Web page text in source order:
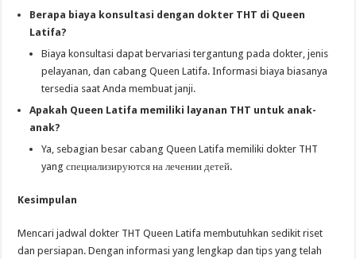
Berapa biaya konsultasi dengan dokter THT di Queen
Latifa?
Biaya konsultasi dapat bervariasi tergantung pada dokter, jenis
pelayanan, dan cabang Queen Latifa. Informasi biaya biasanya
tersedia saat Anda membuat janji.
Apakah Queen Latifa memiliki layanan THT untuk anak-
anak?
Ya, sebagian besar cabang Queen Latifa memiliki dokter THT
yang специализируются на лечении детей.
Kesimpulan
Mencari jadwal dokter THT Queen Latifa membutuhkan sedikit riset
dan persiapan. Dengan informasi yang lengkap dan tips yang telah